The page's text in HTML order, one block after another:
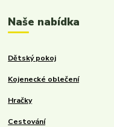
Naše nabídka
Dětský pokoj
Kojenecké oblečení
Hračky
Cestování